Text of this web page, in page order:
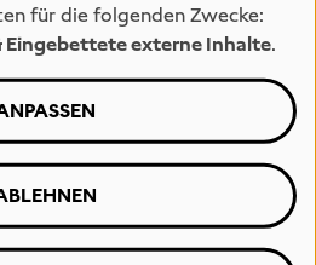
für die folgenden Zwecke:
Eingebettete externe Inhalte.